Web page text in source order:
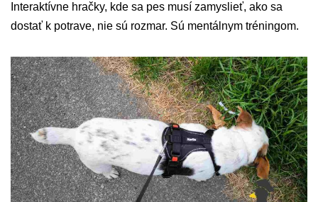
Interaktívne hračky, kde sa pes musí zamyslieť, ako sa
dostať k potrave, nie sú rozmar. Sú mentálnym tréningom.